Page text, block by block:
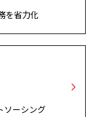
を省力化
ソーシング